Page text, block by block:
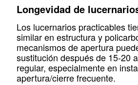
Longevidad de
Los lucernarios practicables
similar en estructura y
mecanismos de apertura
sustitución después de 15-20
regular, especialmente en
apertura/cierre frecuente.